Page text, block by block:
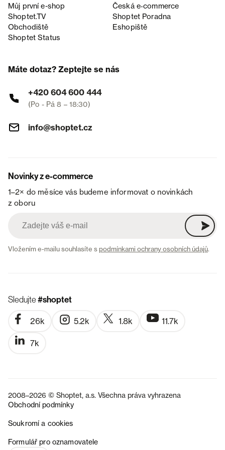
Můj první e-shop
Česká e‑commerce
Shoptet.TV
Shoptet Poradna
Obchodiště
Eshopiště
Shoptet Status
Máte dotaz? Zeptejte se nás
+420 604 600 444
(Po - Pá 8 – 18:30)
info@shoptet.cz
Novinky z e-commerce
1–2× do měsíce vás budeme informovat o novinkách
z oboru
Vložením e-mailu souhlasíte spodmínkami ochrany osobních údajů.
Sledujte#shoptet
26k 5.2k 1.8k 11.7k
7k
2008–2026 © Shoptet, a.s. Všechna práva vyhrazena
Obchodní podmínky
Soukromí a cookies
Formulář pro oznamovatele